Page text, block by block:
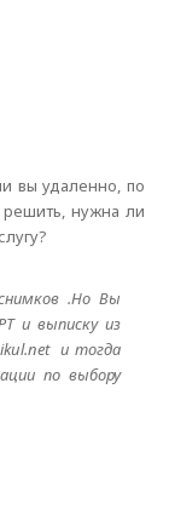
вы удаленно, по
нужна ли
.Но Вы
и выписку из
и тогда
по выбору